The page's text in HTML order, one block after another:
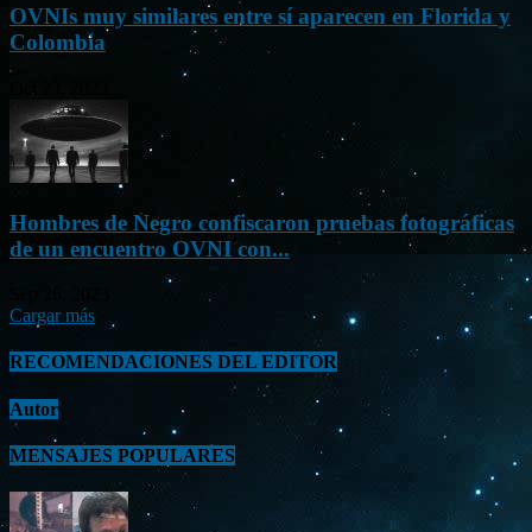
OVNIs muy similares entre sí aparecen en Florida y
Colombia
Hombres de Negro confiscaron pruebas fotográficas
de un encuentro OVNI con...
Cargar más
RECOMENDACIONES DEL EDITOR
Autor
MENSAJES POPULARES